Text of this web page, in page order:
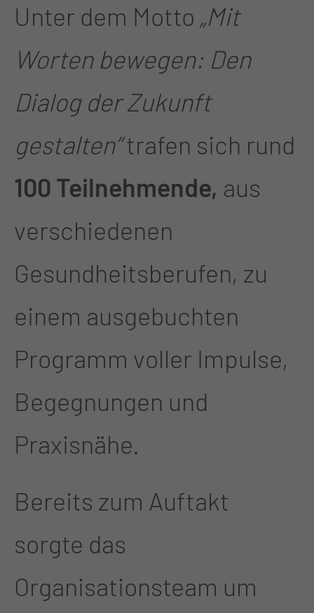
Unter dem Motto „Mit
Worten bewegen: Den
Dialog der Zukunft
gestalten“trafen sich rund
100 Teilnehmende, aus
verschiedenen
Gesundheitsberufen, zu
einem ausgebuchten
Programm voller Impulse,
Begegnungen und
Praxisnähe.
Bereits zum Auftakt
sorgte das
Organisationsteam um